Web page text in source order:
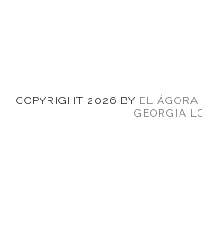
COPYRIGHT 2026 BY EL ÁGORA
GEORGIA